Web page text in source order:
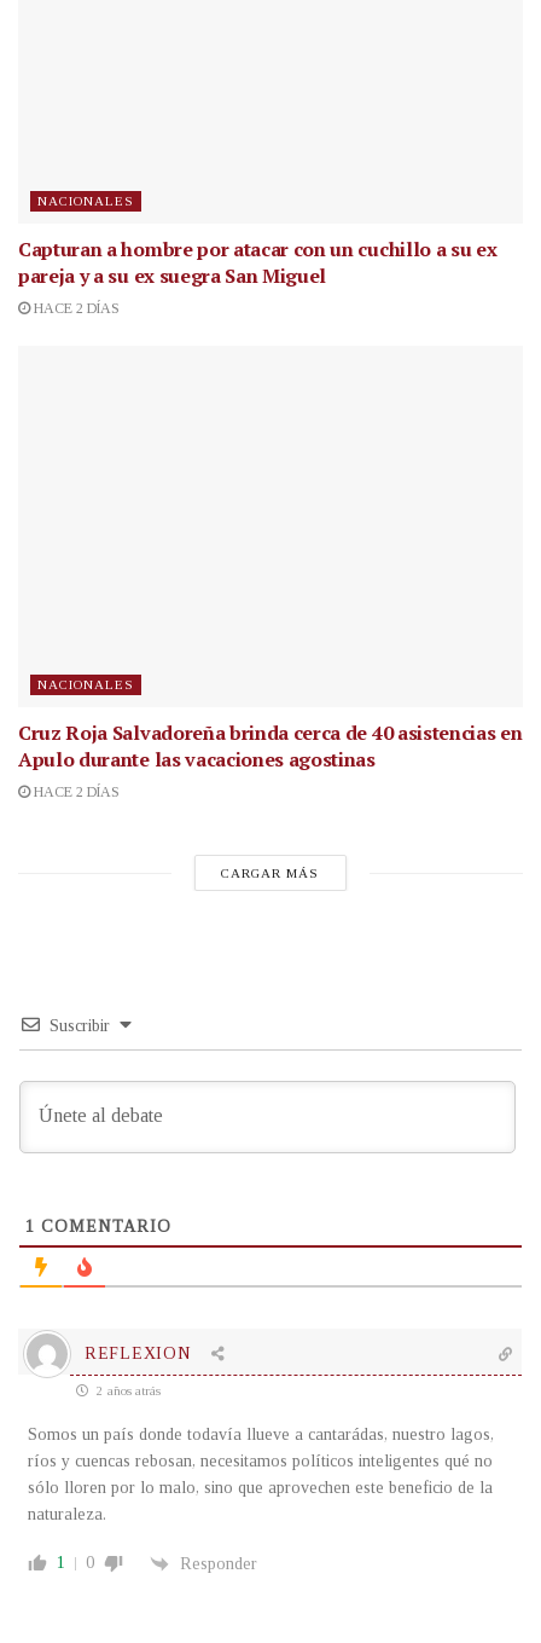
NACIONALES
Capturan a hombre por atacar con un cuchillo a su ex
pareja y a su ex suegra San Miguel
HACE 2 DÍAS
NACIONALES
Cruz Roja Salvadoreña brinda cerca de 40 asistencias en
Apulo durante las vacaciones agostinas
HACE 2 DÍAS
CARGAR MÁS
Suscribir
1 COMENTARIO
REFLEXION
2 años atrás
Somos un país donde todavía llueve a cantarádas, nuestro lagos,
ríos y cuencas rebosan, necesitamos políticos inteligentes qué no
sólo lloren por lo malo, sino que aprovechen este beneficio de la
naturaleza.
1 0 Responder